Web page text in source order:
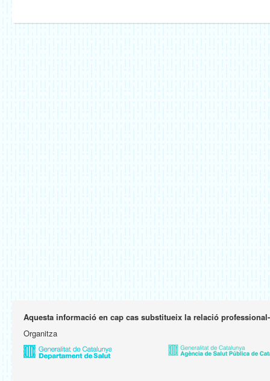
Aquesta informació en cap cas substitueix la relació
Organitza